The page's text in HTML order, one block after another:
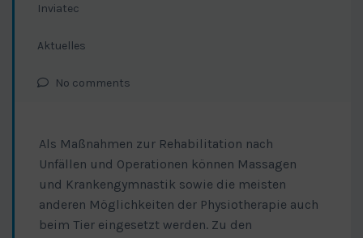
Inviatec
Aktuelles
No comments
Als Maßnahmen zur Rehabilitation nach
Unfällen und Operationen können Massagen
und Krankengymnastik sowie die meisten
anderen Möglichkeiten der Physiotherapie auch
beim Tier eingesetzt werden. Zu den